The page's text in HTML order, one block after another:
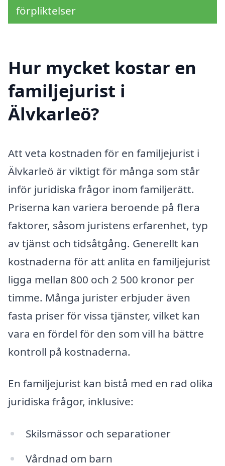
förpliktelser
Hur mycket kostar en
familjejurist i
Älvkarleö?
Att veta kostnaden för en familjejurist i
Älvkarleö är viktigt för många som står
inför juridiska frågor inom familjerätt.
Priserna kan variera beroende på flera
faktorer, såsom juristens erfarenhet, typ
av tjänst och tidsåtgång. Generellt kan
kostnaderna för att anlita en familjejurist
ligga mellan 800 och 2 500 kronor per
timme. Många jurister erbjuder även
fasta priser för vissa tjänster, vilket kan
vara en fördel för den som vill ha bättre
kontroll på kostnaderna.
En familjejurist kan bistå med en rad olika
juridiska frågor, inklusive:
Skilsmässor och separationer
Vårdnad om barn